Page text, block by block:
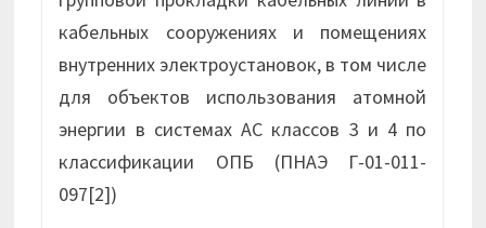
кабельных сооружениях и помещениях
внутренних электроустановок, в том числе
для объектов использования атомной
энергии в системах АС классов 3 и 4 по
классификации ОПБ (ПНАЭ Г-01-011-
097[2])